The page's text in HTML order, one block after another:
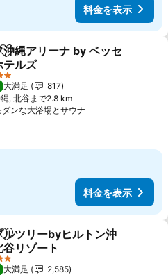
料金を表示
お気に入りに追加
沖縄アリーナ by ベッセ
テルズ
を表示
ルのランク
大満足
817
, 北谷まで2.8 km
ダンな大浴場とサウナ
料金を表示
お気に入りに追加
ルツリーbyヒルトン沖
谷リゾート
を表示
ルのランク
大満足
2,585